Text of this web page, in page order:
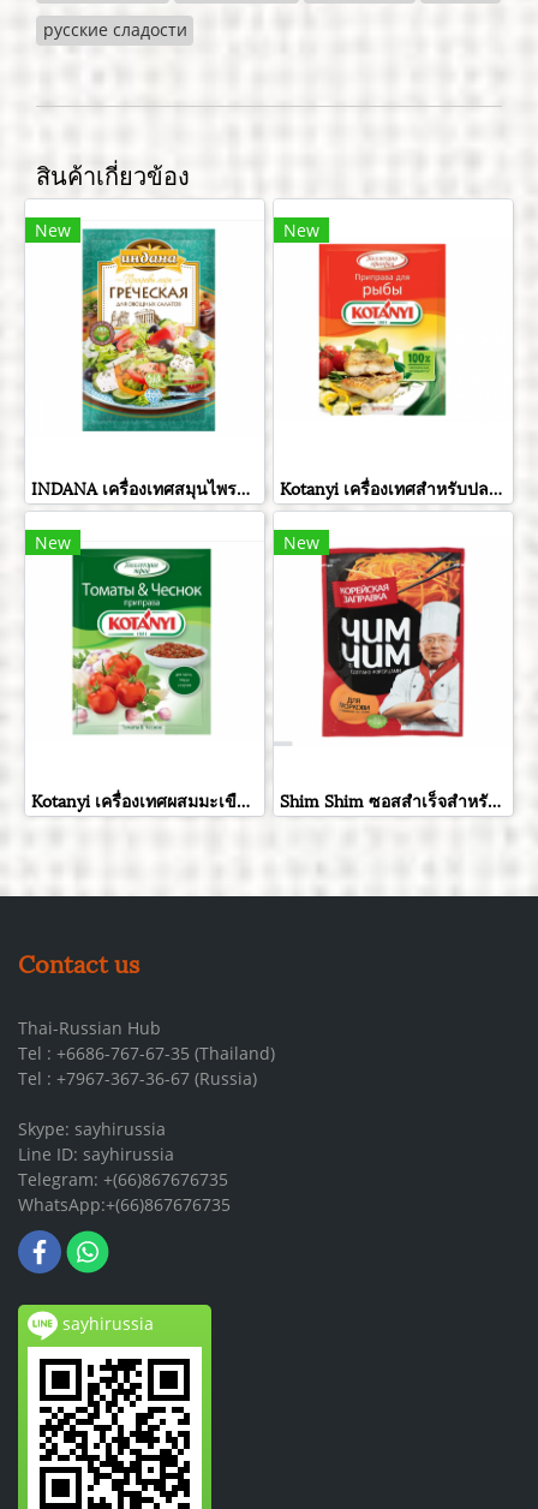
русские сладости
สินค้าเกี่ยวข้อง
New
INDANA เครื่องเทศสมุนไพรกรีกสลัด ขนาด 15 กรัม
New
Kotanyi เครื่องเทศสำหรับปลา ขนาด 26 กรัม
New
Kotanyi เครื่องเทศผสมมะเขือเทศและกระเทียมอบแห้ง ขนาด 20 กรัม
New
Shim Shim ซอสสำเร็จสำหรับปรุงสลัดแครอท ขนาด 60 กรัม
Contact us
Thai-Russian Hub
Tel : +6686-767-67-35 (Thailand)
Tel : +7967-367-36-67 (Russia)
Skype: sayhirussia
Line ID: sayhirussia
Telegram: +(66)867676735
WhatsApp:+(66)867676735
sayhirussia